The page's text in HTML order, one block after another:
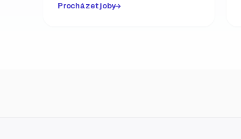
Procházet joby